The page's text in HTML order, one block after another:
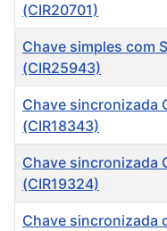
(CIR20701)
Chave simples com
(CIR25943)
Chave sincronizada
(CIR18343)
Chave sincronizada
(CIR19324)
Chave sincronizada